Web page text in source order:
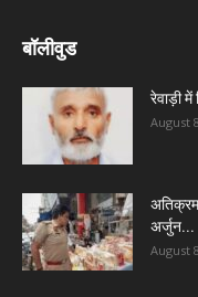
बॉलीवुड
रेवाड़ी
August
अर्जुन...
August